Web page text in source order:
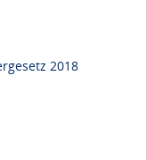
2018